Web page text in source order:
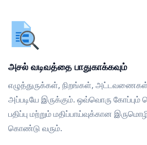
அசல் வடிவத்தை பாதுகாக்கவும்
எழுத்துருக்கள், நிறங்கள், அட்டவணைகள்
அப்படியே இருக்கும். ஒவ்வொரு கோப்பும்
பதிப்பு மற்றும் மதிப்பாய்வுக்கான
கொண்டு வரும்.